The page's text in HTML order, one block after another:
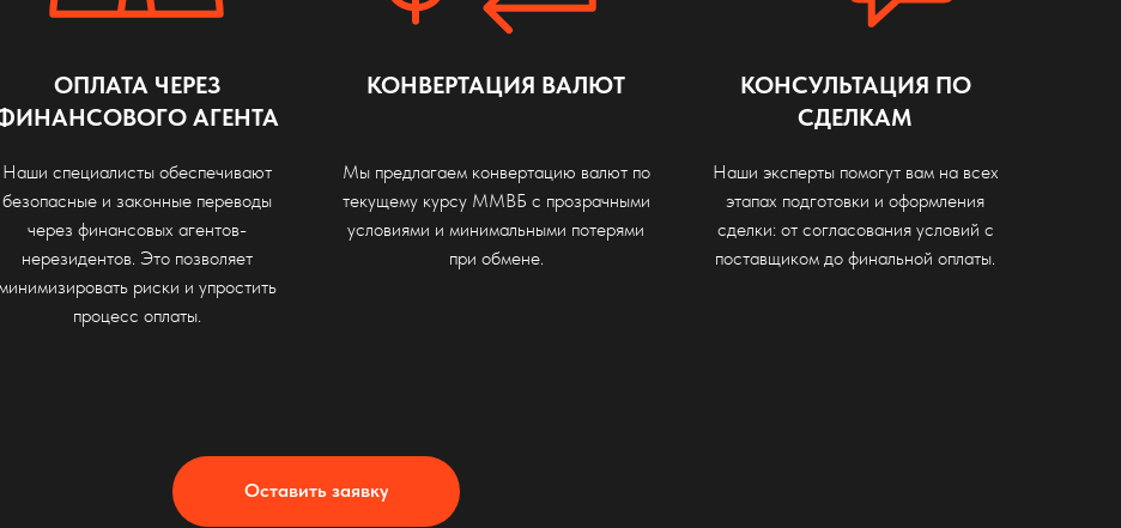
ОПЛАТА ЧЕРЕЗ
АГЕНТА
Наши специалисты обеспечивают
безопасные и законные переводы
через финансовых агентов-
нерезидентов. Это позволяет
минимизировать риски и упростить
процесс оплаты.
КОНВЕРТАЦИЯ ВАЛЮТ
Мы предлагаем конвертацию валют по
текущему курсу ММВБ с прозрачными
условиями и минимальными потерями
при обмене.
КОНСУЛЬТАЦИЯ ПО
СДЕЛКАМ
Наши эксперты помогут вам на всех
этапах подготовки и оформления
сделки: от согласования условий с
поставщиком до финальной оплаты.
Оставить заявку